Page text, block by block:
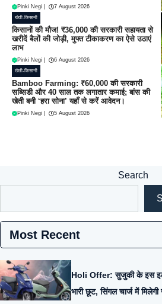
Pinki Negi 7 August 2026
खेती-किसानी
किसानों की मौज! ₹36,000 की सरकारी सहायता से
खरीदें बैलों की जोड़ी, मुफ्त टीकाकरण का ऐसे उठाएं
लाभ
Pinki Negi 6 August 2026
खेती-किसानी
Bamboo Farming: ₹60,000 की सरकारी
सब्सिडी और 40 साल तक लगातार कमाई; बांस की
खेती बनी ‘हरा सोना’ यहाँ से करें आवेदन।
Pinki Negi 5 August 2026
Search
Most Recent
Holi Offer: सुजुकी के इस
भारी छूट, सिंगल चार्ज में